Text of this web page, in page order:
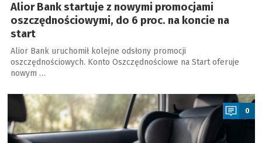
Alior Bank startuje z nowymi promocjami
oszczędnościowymi, do 6 proc. na koncie na
start
Alior Bank uruchomił kolejne odsłony promocji
oszczędnościowych. Konto Oszczędnościowe na Start oferuje
nowym …
a
0